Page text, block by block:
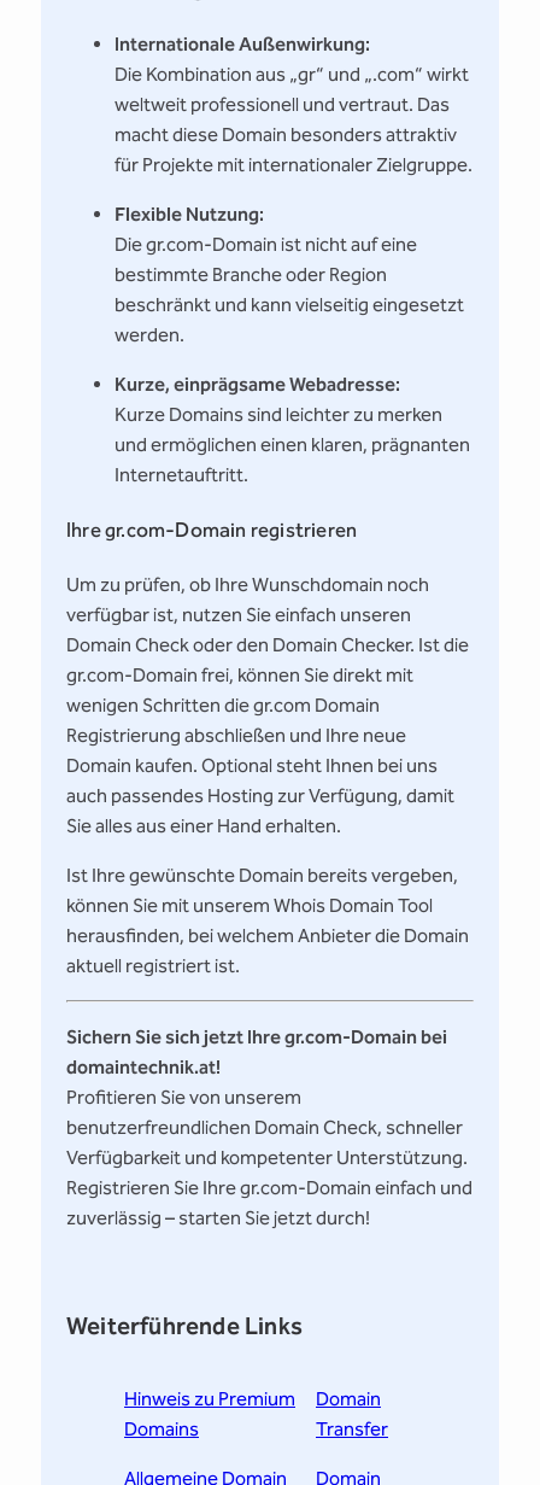
Internationale Außenwirkung:
Die Kombination aus „gr“ und „.com“ wirkt
weltweit professionell und vertraut. Das
macht diese Domain besonders attraktiv
für Projekte mit internationaler Zielgruppe.
Flexible Nutzung:
Die gr.com-Domain ist nicht auf eine
bestimmte Branche oder Region
beschränkt und kann vielseitig eingesetzt
werden.
Kurze, einprägsame Webadresse:
Kurze Domains sind leichter zu merken
und ermöglichen einen klaren, prägnanten
Internetauftritt.
Ihre gr.com-Domain registrieren
Um zu prüfen, ob Ihre Wunschdomain noch
verfügbar ist, nutzen Sie einfach unseren
Domain Check oder den Domain Checker. Ist die
gr.com-Domain frei, können Sie direkt mit
wenigen Schritten die gr.com Domain
Registrierung abschließen und Ihre neue
Domain kaufen. Optional steht Ihnen bei uns
auch passendes Hosting zur Verfügung, damit
Sie alles aus einer Hand erhalten.
Ist Ihre gewünschte Domain bereits vergeben,
können Sie mit unserem Whois Domain Tool
herausfinden, bei welchem Anbieter die Domain
aktuell registriert ist.
Sichern Sie sich jetzt Ihre gr.com-Domain bei
domaintechnik.at!
Profitieren Sie von unserem
benutzerfreundlichen Domain Check, schneller
Verfügbarkeit und kompetenter Unterstützung.
Registrieren Sie Ihre gr.com-Domain einfach und
zuverlässig – starten Sie jetzt durch!
Weiterführende Links
Hinweis zu Premium
Domains
Domain
Transfer
Allgemeine Domain Domain